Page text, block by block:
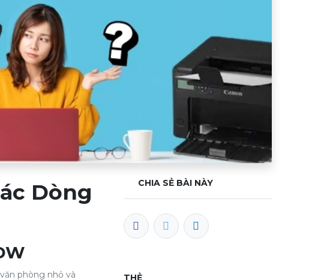
Dòng
phòng nhỏ và
CHIA SẺ BÀI NÀY
THẺ